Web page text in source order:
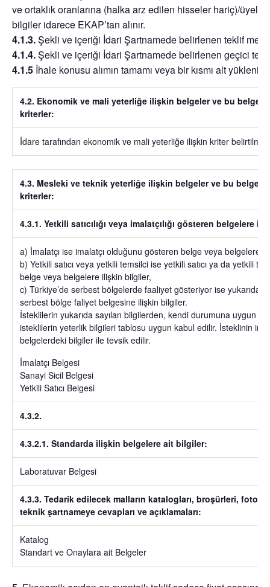
ve ortaklık oranlarına (halka arz edilen hisseler hariç)/
bilgiler idarece EKAP’tan alınır.
4.1.3.Şekli ve içeriği İdari Şartnamede belirlenen teklif
4.1.4.Şekli ve içeriği İdari Şartnamede belirlenen geçici
4.1.5 İhale konusu alımın tamamı veya bir kısmı alt
4.2. Ekonomik ve mali yeterliğe ilişkin belgeler ve bu
kriterler:
İdare tarafından ekonomik ve mali yeterliğe ilişkin kriter
4.3. Mesleki ve teknik yeterliğe ilişkin belgeler ve bu
kriterler:
4.3.1. Yetkili satıcılığı veya imalatçılığı gösteren belgelere
a) İmalatçı ise imalatçı olduğunu gösteren belge veya belgelere
b) Yetkili satıcı veya yetkili temsilci ise yetkili satıcı ya da yetkili
belge veya belgelere ilişkin bilgiler,
c) Türkiye’de serbest bölgelerde faaliyet gösteriyor ise
serbest bölge faliyet belgesine ilişkin bilgiler.
İsteklilerin yukarıda sayılan bilgilerden, kendi durumuna uygun
isteklilerin yeterlik bilgileri tablosu uygun kabul edilir. İsteklinin
belgelerdeki bilgiler ile tevsik edilir.
İmalatçı Belgesi
Sanayi Sicil Belgesi
Yetkili Satıcı Belgesi
4.3.2.
4.3.2.1. Standarda ilişkin belgelere ait bilgiler:
Laboratuvar Belgesi
4.3.3. Tedarik edilecek malların katalogları, broşürleri,
teknik şartnameye cevapları ve açıklamaları:
Katalog
Standart ve Onaylara ait Belgeler